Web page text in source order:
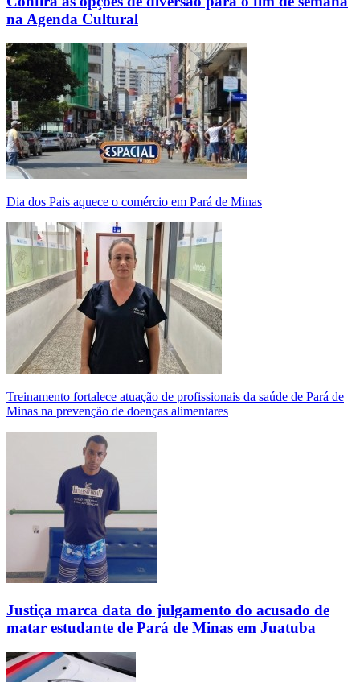
na Agenda Cultural
Dia dos Pais aquece o comércio em Pará de Minas
Treinamento fortalece atuação de profissionais da saúde de Pará de
Minas na prevenção de doenças alimentares
Justiça marca data do julgamento do acusado de
matar estudante de Pará de Minas em Juatuba